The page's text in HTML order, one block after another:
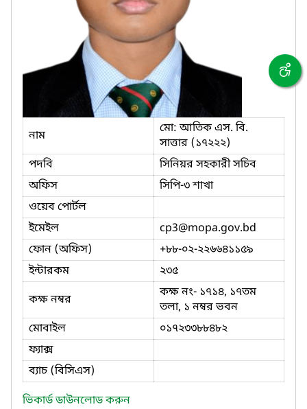
নাম
মো: আতিক এস. বি.
সাত্তার (১৭২২২)
পদবি
সিনিয়র সহকারী সচিব
অফিস
সিপি-৩ শাখা
ওয়েব পোর্টল
ইমেইল
cp3@mopa.gov.bd
ফোন (অফিস)
+৮৮-০২-২২৬৬৪১১৫৯
ইন্টারকম
২৩৫
কক্ষ নম্বর
কক্ষ নং- ১৭১৪, ১৭তম
তলা, ১ নম্বর ভবন
মোবাইল
০১৭২৩৩৮৮৪৮২
ফ্যাক্স
ব্যাচ (বিসিএস)
ভিকার্ড ডাউনলোড করুন